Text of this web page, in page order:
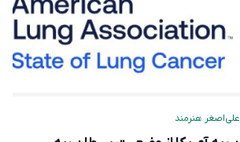
هنرمند